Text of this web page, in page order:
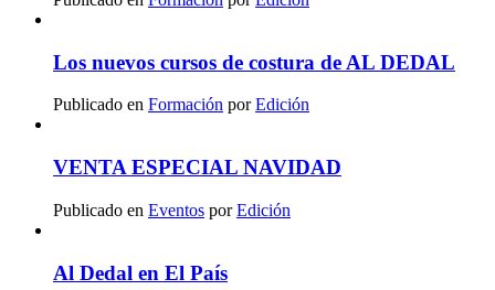
Los nuevos cursos de costura de AL DEDAL
Publicado en Formación porEdición
VENTA ESPECIAL NAVIDAD
Publicado en Eventos porEdición
Al Dedal en El País